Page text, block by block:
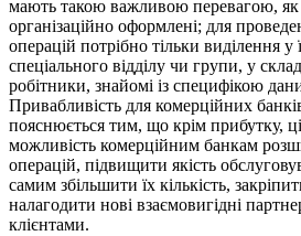
мають такою важливою перевагою,
організаційно оформлені; для
операцій потрібно тільки виділення у
спеціального відділу чи групи, у
робітники, знайомі із специфікою
Привабливість для комерційних
пояснюється тим, що крім прибутку, ці
можливість комерційним банкам
операцій, підвищити якість
самим збільшити їх кількість,
налагодити нові взаємовигідні
клієнтами.